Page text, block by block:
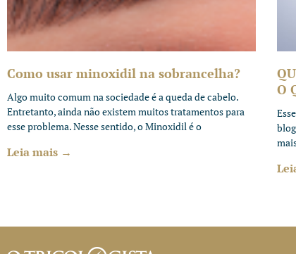
Como usar minoxidil na sobrancelha?
Algo muito comum na sociedade é a queda de cabelo.
Entretanto, ainda não existem muitos tratamentos para
esse problema. Nesse sentido, o Minoxidil é o
Leia mais →
O